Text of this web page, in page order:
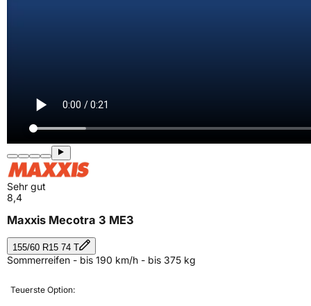
Sehr gut
8,4
Maxxis Mecotra 3 ME3
155/60 R15 74 T
Sommerreifen - bis 190 km/h - bis 375 kg
Teuerste Option: